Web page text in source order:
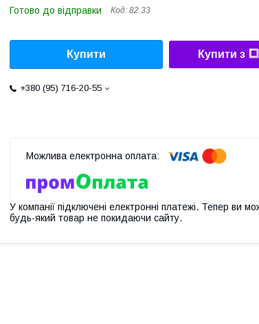
Готово до відправки Код: 82.33
Купити Купити з
+380 (95) 716-20-55
У компанії підключені електронні платежі. Тепер ви
будь-який товар не покидаючи сайту.